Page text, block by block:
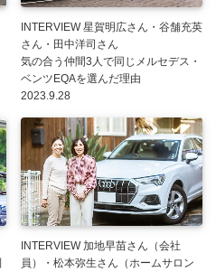
INTERVIEW 星賀明広さん・谷舗充英
さん・田中洋司さん
気の合う仲間3人で同じメルセデス・
ベンツEQAを選んだ理由
2023.9.28
INTERVIEW 加地早苗さん（会社
員）・松本弥生さん（ホームサロン